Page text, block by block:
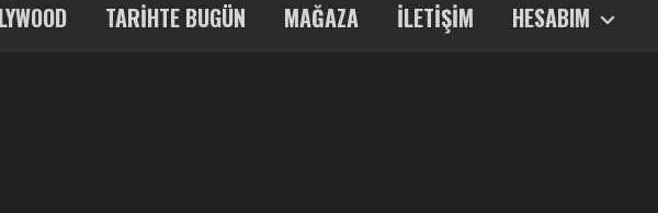
TARIHTE BUGÜN MAĞAZA İLETIŞIM HESABIM